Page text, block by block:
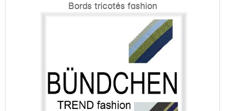
Bords tricotés fashion